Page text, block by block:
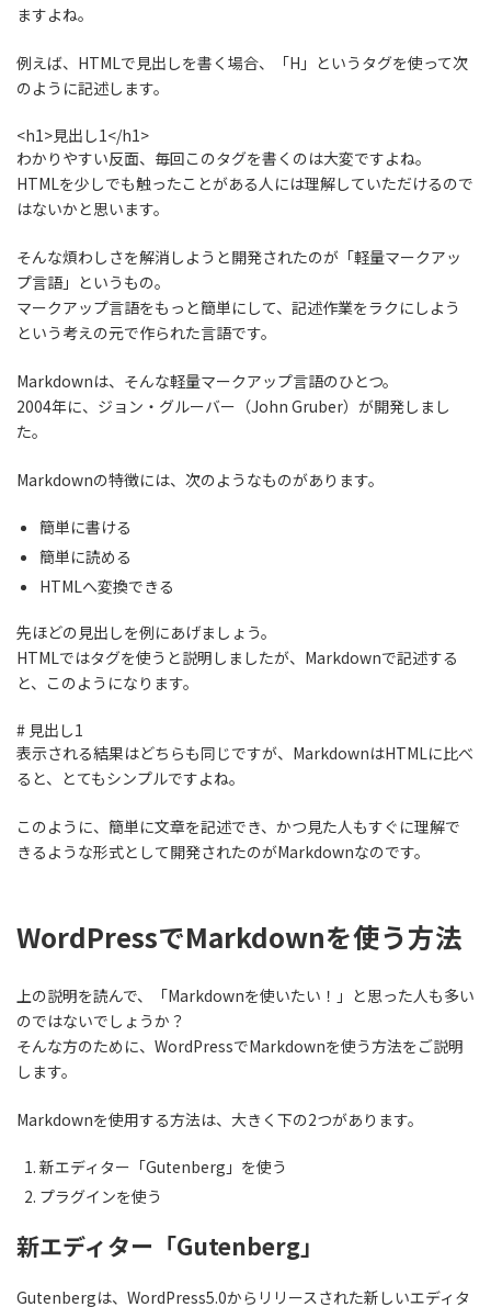
ますよね。
例えば、HTMLで見出しを書く場合、「H」というタグを使って次
のように記述します。
<h1>見出し1</h1>
わかりやすい反面、 毎回このタグを書くのは大変ですよね。
HTMLを少しでも触ったことがある人には理解していただけるので
はないかと思います。
そんな煩わしさを解消しようと開発されたのが「軽量マークアッ
プ言語」というもの。
マークアップ言語をもっと簡単にして、記述作業をラクにしよう
という考えの元で作られた言語です。
Markdownは、そんな軽量マークアップ言語のひとつ。
2004年に、ジョン・グルーバー（John Gruber）が開発しまし
た。
Markdownの特徴には、次のようなものがあります。
簡単に書ける
簡単に読める
HTMLへ変換できる
先ほどの見出しを例にあげましょう。
HTMLではタグを使うと説明しましたが、Markdownで記述する
と、このようになります。
# 見出し1
表示される結果はどちらも同じですが、MarkdownはHTMLに比べ
ると、とてもシンプルですよね。
このように、 簡単に文章を記述でき、かつ見た人もすぐに理解で
きるような形式として開発されたのがMarkdownなのです。
WordPressでMarkdownを使う方法
上の説明を読んで、「Markdownを使いたい！」と思った人も多い
のではないでしょうか？
そんな方のために、WordPressでMarkdownを使う方法をご説明
します。
Markdownを使用する方法は、大きく下の2つがあります。
新エディター「Gutenberg」を使う
プラグインを使う
新エディター「Gutenberg」
Gutenbergは、WordPress5.0からリリースされた新しいエディタ